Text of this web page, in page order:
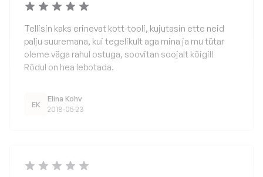
Tellisin kaks erinevat kott-tooli, kujutasin ette neid
palju suuremana, kui tegelikult aga mina ja mu tütar
oleme väga rahul ostuga, soovitan soojalt kõigil!
Rõdul on hea lebotada.
EK
Elina Kohv
2018-05-23